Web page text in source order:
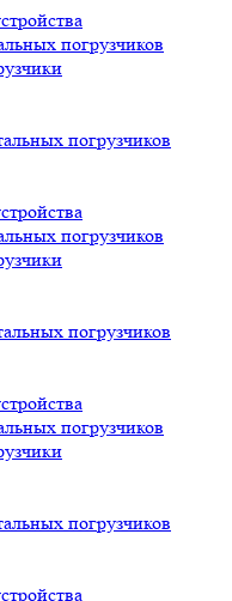
погрузчиков
погрузчиков
погрузчиков
погрузчиков
погрузчиков
погрузчиков